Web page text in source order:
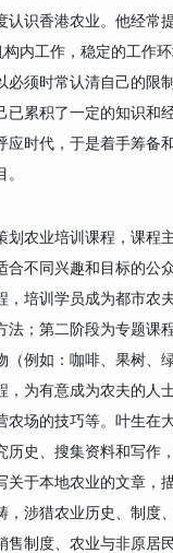
认识香港农业。他经常
内工作，稳定的工作
必须时常认清自己的限
已累积了一定的知识和
应时代，于是着手筹备
划农业培训课程，课程
合不同兴趣和目标的公
，培训学员成为都市农
法；第二阶段为专题课
（例如：咖啡、果树、
，为有意成为农夫的人
农场的技巧等。叶生在
历史、搜集资料和写作
关于本地农业的文章，
，涉猎农业历史、制度
售制度、农业与非原居